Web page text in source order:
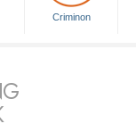
Criminon